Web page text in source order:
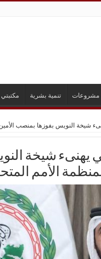
مشروعات تنمية بشرية مكتبتي
شيخة النويس بفوزها بمنصب
يهنىء شيخة
الأمم